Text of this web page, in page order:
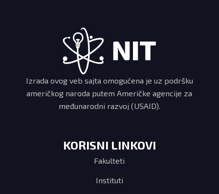
Izrada ovog veb sajta omogućena je uz podršku
američkog naroda putem Američke agencije za
međunarodni razvoj (USAID).
KORISNI LINKOVI
Fakulteti
Instituti